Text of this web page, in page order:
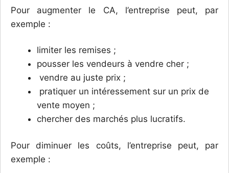
Pour augmenter le CA, l’entreprise peut, par
exemple :
limiter les remises ;
pousser les vendeurs à vendre cher ;
vendre au juste prix ;
pratiquer un intéressement sur un prix de
vente moyen ;
chercher des marchés plus lucratifs.
Pour diminuer les coûts, l’entreprise peut, par
exemple :